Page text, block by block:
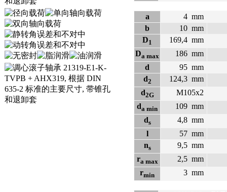
a 4 mm
b
10 mm
D1 169,4 mm
Da max 186 mm
d
95 mm
d2 124,3 mm
d2G
M105x2
da min 109 mm
ds 4,8 mm
l
57 mm
ns 9,5 mm
ra max 2,5 mm
rmin 3 mm